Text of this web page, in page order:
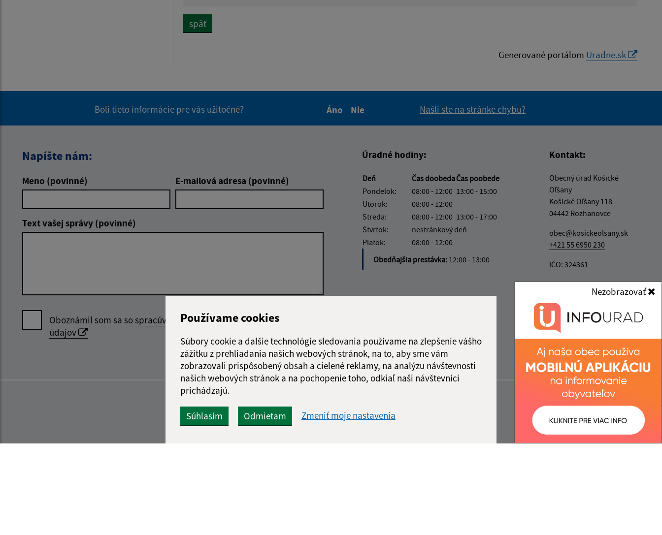
Používame cookies
Súbory cookie a ďalšie technológie sledovania používame na zlepšenie vášho
zážitku z prehliadania našich webových stránok, na to, aby sme vám
zobrazovali prispôsobený obsah a cielené reklamy, na analýzu návštevnosti
našich webových stránok a na pochopenie toho, odkiaľ naši návštevníci
prichádzajú.
Súhlasím Odmietam Zmeniť moje nastavenia
Nezobrazovať
späť
Generované portálom Uradne.sk
Boli tieto informácie pre vás užitočné?
Áno
Nie
Našli ste na stránke chybu?
Napíšte nám:
Meno (povinné) E-mailová adresa (povinné)
Text vašej správy (povinné)
Oboznámil som sa sospracúvaním osobných
údajov
Google reCaptcha Response
Odoslať
Úradné hodiny:
Deň Čas doobedaČas poobede
Pondelok:
08:00 - 12:00 13:00 - 15:00
Utorok:
08:00 - 12:00
Streda:
08:00 - 12:00 13:00 - 17:00
Štvrtok:
nestránkový deň
Piatok:
08:00 - 12:00
Obedňajšia prestávka: 12:00 - 13:00
Kontakt:
Obecný úrad Košické
Oľšany
Košické Oľšany 118
04442 Rozhanovce
obec@kosickeolsany.sk
+421 55 6950 230
IČO: 324361